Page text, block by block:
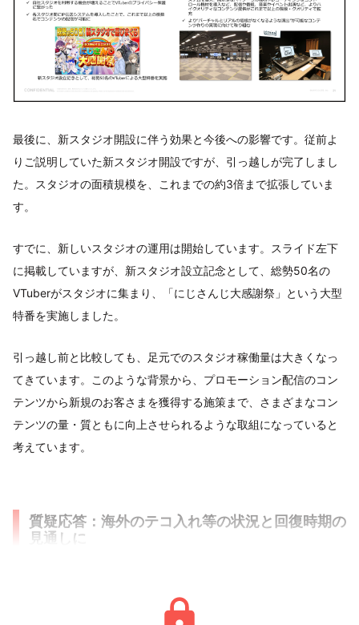
最後に、新スタジオ開設に伴う効果と今後への影響です。従前よ
りご説明していた新スタジオ開設ですが、引っ越しが完了しまし
た。スタジオの面積規模を、これまでの約3倍まで拡張していま
す。
すでに、新しいスタジオの運用は開始しています。スライド左下
に掲載していますが、新スタジオ設立記念として、総勢50名の
VTuberがスタジオに集まり、「にじさんじ大感謝祭」という大型
特番を実施しました。
引っ越し前と比較しても、足元でのスタジオ稼働量は大きくなっ
てきています。このような背景から、プロモーション配信のコン
テンツから新規のお客さまを獲得する施策まで、さまざまなコン
テンツの量・質ともに向上させられるような取組になっていると
考えています。
質疑応答：海外のテコ入れ等の状況と回復時期の
見通しに